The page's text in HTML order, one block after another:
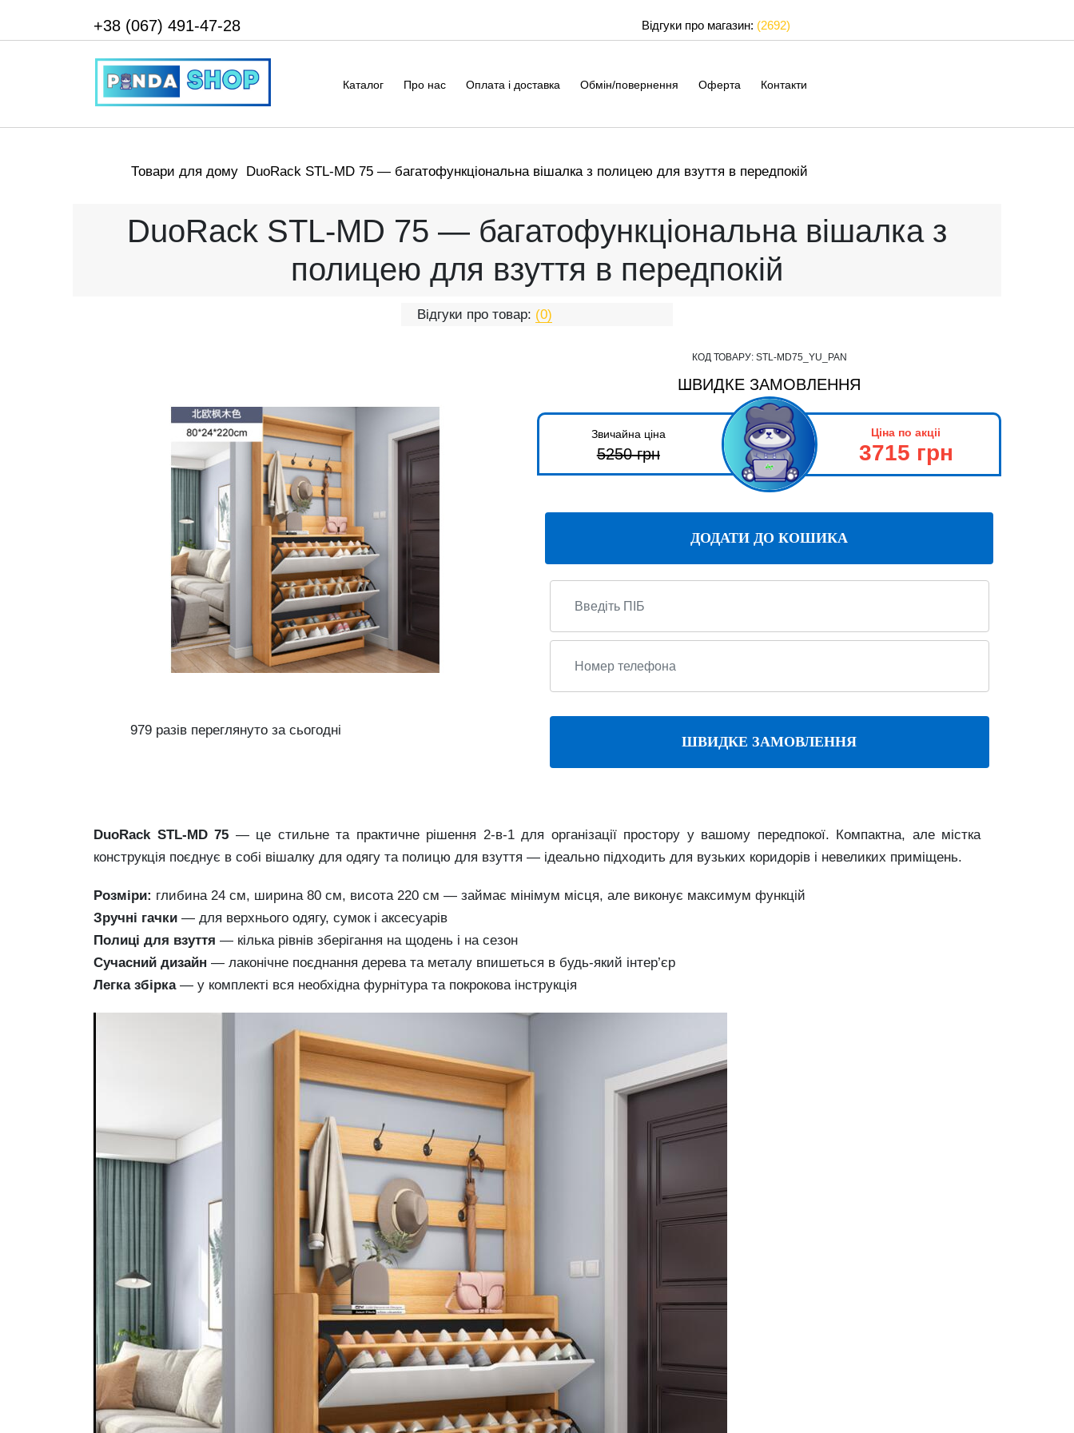
+38 (067) 491-47-28 Відгуки про магазин: (2692)
Каталог Про нас Оплата і доставка Обмін/повернення Оферта Контакти
Товари для дому DuoRack STL-MD 75 — багатофункціональна вішалка з полицею для взуття в передпокій
DuoRack STL-MD 75 — багатофункціональна вішалка з
полицею для взуття в передпокій
Відгуки про товар: (0)
979 разів переглянуто за сьогодні
КОД ТОВАРУ: STL-MD75_YU_PAN
ШВИДКЕ ЗАМОВЛЕННЯ
Звичайна ціна
5250грн
Ціна по акціі
3715 грн
ДОДАТИ ДО КОШИКА
ШВИДКЕ ЗАМОВЛЕННЯ
DuoRack STL-MD 75 — це стильне та практичне рішення 2-в-1 для організації простору у вашому передпокої. Компактна, але містка
конструкція поєднує в собі вішалку для одягу та полицю для взуття — ідеально підходить для вузьких коридорів і невеликих приміщень.
Розміри: глибина 24 см, ширина 80 см, висота 220 см — займає мінімум місця, але виконує максимум функцій
Зручні гачки — для верхнього одягу, сумок і аксесуарів
Полиці для взуття — кілька рівнів зберігання на щодень і на сезон
Сучасний дизайн — лаконічне поєднання дерева та металу впишеться в будь-який інтер’єр
Легка збірка— у комплекті вся необхідна фурнітура та покрокова інструкція